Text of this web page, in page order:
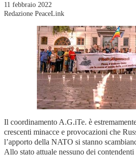
11 febbraio 2022
Redazione PeaceLink
Il coordinamento A.G.iTe. è
crescenti minacce e provocazioni che
l’apporto della NATO si stanno
Allo stato attuale nessuno dei